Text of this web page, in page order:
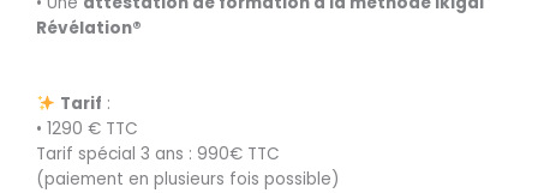
Révélation®
Tarif :
• 1290 € TTC
Tarif spécial 3 ans : 990€ TTC
(paiement en plusieurs fois possible)